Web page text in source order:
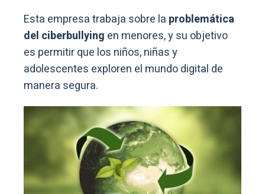
Esta empresa trabaja sobre la problemática
del ciberbullying en menores, y su objetivo
es permitir que los niños, niñas y
adolescentes exploren el mundo digital de
manera segura.